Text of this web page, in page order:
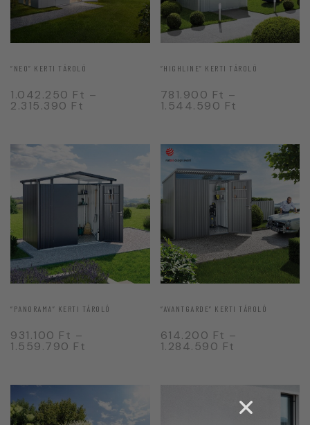
“NEO” KERTI TÁROLÓ
1.042.250 Ft –
2.315.390 Ft
“HIGHLINE” KERTI TÁROLÓ
781.900 Ft –
1.544.590 Ft
“PANORAMA” KERTI TÁROLÓ
931.100 Ft –
1.559.790 Ft
“AVANTGARDE” KERTI TÁROLÓ
614.200 Ft –
1.284.590 Ft